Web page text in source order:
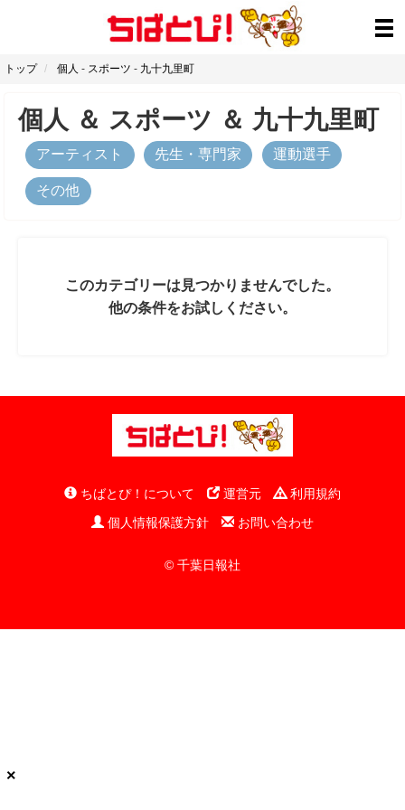
トップ 個人 - スポーツ - 九十九里町
個人 ＆ スポーツ ＆ 九十九里町
アーティスト 先生・専門家 運動選手
その他
このカテゴリーは見つかりませんでした。
他の条件をお試しください。
ちばとぴ！について 運営元
利用規約
個人情報保護方針
お問い合わせ
© 千葉日報社
×